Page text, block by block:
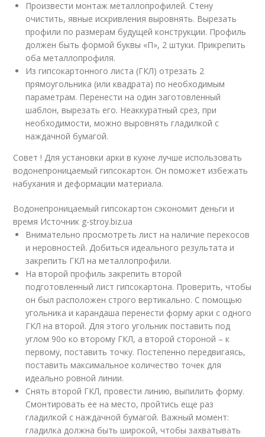
Произвести монтаж металлопрофилей. Стену
очистить, явные искривления выровнять. Вырезать
профили по размерам будущей конструкции. Профиль
должен быть формой буквы «П», 2 штуки. Прикрепить
оба металлопрофиля.
Из гипсокартонного листа (ГКЛ) отрезать 2
прямоугольника (или квадрата) по необходимым
параметрам. Перенести на один заготовленный
шаблон, вырезать его. Неаккуратный срез, при
необходимости, можно выровнять гладилкой с
наждачной бумагой.
Совет ! Для установки арки в кухне лучше использовать
водонепроницаемый гипсокартон. Он поможет избежать
набухания и деформации материала.
Водонепроницаемый гипсокартон сэкономит деньги и
время Источник g-stroy.biz.ua
Внимательно просмотреть лист на наличие перекосов
и неровностей. Добиться идеального результата и
закрепить ГКЛ на металлопрофили.
На второй профиль закрепить второй
подготовленный лист гипсокартона. Проверить, чтобы
он был расположен строго вертикально. С помощью
угольника и карандаша перенести форму арки с одного
ГКЛ на второй. Для этого угольник поставить под
углом 90о ко второму ГКЛ, а второй стороной – к
первому, поставить точку. Постепенно передвигаясь,
поставить максимальное количество точек для
идеально ровной линии.
Снять второй ГКЛ, провести линию, выпилить форму.
Смонтировать ее на место, пройтись еще раз
гладилкой с наждачной бумагой. Важный момент:
гладилка должна быть широкой, чтобы захватывать